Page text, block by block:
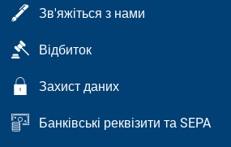
Зв'яжіться з нами
Відбиток
Захист даних
Банківські реквізити та SEPA